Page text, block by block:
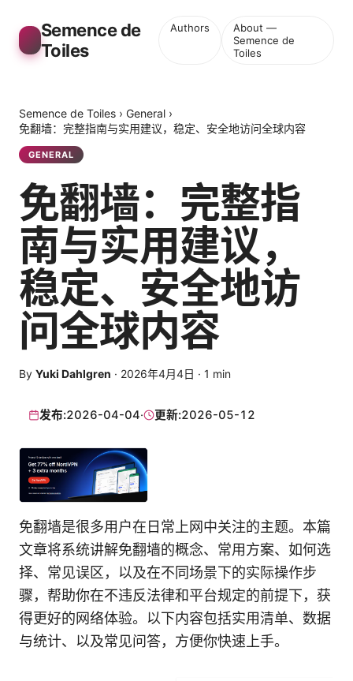
Semence de
Toiles
Authors
About —
Semence de
Toiles
Semence de Toiles › General ›
免翻墙：完整指南与实用建议，稳定、安全地访问全球内容
GENERAL
免翻墙：完整指
南与实用建议，
稳定、安全地访
问全球内容
By Yuki Dahlgren · 2026年4月4日 · 1 min
发布:2026-04-04· 更新:2026-05-12
免翻墙是很多用户在日常上网中关注的主题。本篇
文章将系统讲解免翻墙的概念、常用方案、如何选
择、常见误区，以及在不同场景下的实际操作步
骤，帮助你在不违反法律和平台规定的前提下，获
得更好的网络体验。以下内容包括实用清单、数据
与统计、以及常见问答，方便你快速上手。